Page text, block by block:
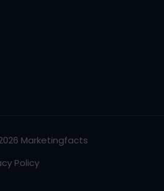
Marketingfacts
Policy